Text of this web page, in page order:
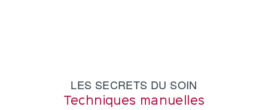
LES SECRETS DU SOIN
Techniques manuelles